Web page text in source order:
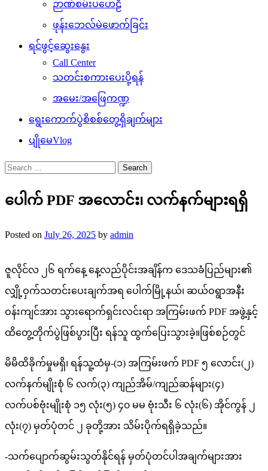
ဉာဏ်စမ်းပဟေဠိ
ဖုန်းဘေလ်မဲဖောက်ခြင်း
ရင်ဖွင့်ဆွေးနွေး
Call Center
သတင်းစကားပေးပို့ရန်
အမေး/အဖြေကဏ္ဍ
ရွေးကောက်ပွဲစိစစ်တွေ့ရှိချက်များ
ပျိုမေVlog
Search
for:
ပေါက် PDF အလောင်း၊ လက်နက်များရရှိ
Posted on July 26, 2025 by admin
ဇူလိုင်လ ၂၆ ရက်နေ့ နေ့လည်ပိုင်းအချိန်က ဒေသခံပြည်များ၏
လျှို့ဝှက်သတင်းပေးချက်အရ ပေါက်မြို့နယ်၊ ဆယ်ဝရွာအနီး
ဝန်းကျင်အား သွားရောက်ရှင်းလင်းရာ အကြမ်းဖက် PDF အဖွဲ့နှင့်
ထိတွေ့တိုက်ပွဲဖြစ်ပွားပြီး ရန်သူ ထွက်ပြေးသွားခဲ့။ဖြစ်စဉ်တွင်
မိမိထိခိုက်မှုမရှိ၊ ရန်သူ့ထံမှ-(၁) အကြမ်းဖက် PDF ၅ လောင်း(၂)
လက်နက်မျိုးစုံ ၆ လက်(၃) ကျည်အိမ်/ကျည်ဆန်များ(၄)
လက်ပစ်ဗုံးမျိုးစုံ ၁၅ လုံး(၅) ၄၀ မမ ဗုံးသီး ၆ လုံး(၆) အိုင်ကွန် ၂
လုံး(၇) မှတ်ပုံတင် ၂ ခုတို့အား သိမ်းပိုက်ရရှိခဲ့သည်။
-သက်ပျောက်ဆွမ်းသွတ်နိုင်ရန် မှတ်ပုံတင်ပါအချက်များအား